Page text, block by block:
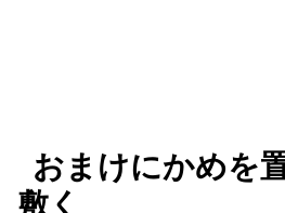
おまけにかめを
敷く